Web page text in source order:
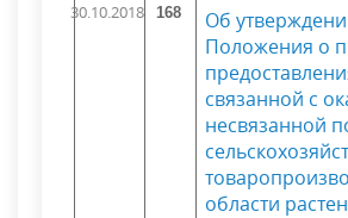
30.10.2018 168
Об
Положения о
связанной с
несвязанной
области